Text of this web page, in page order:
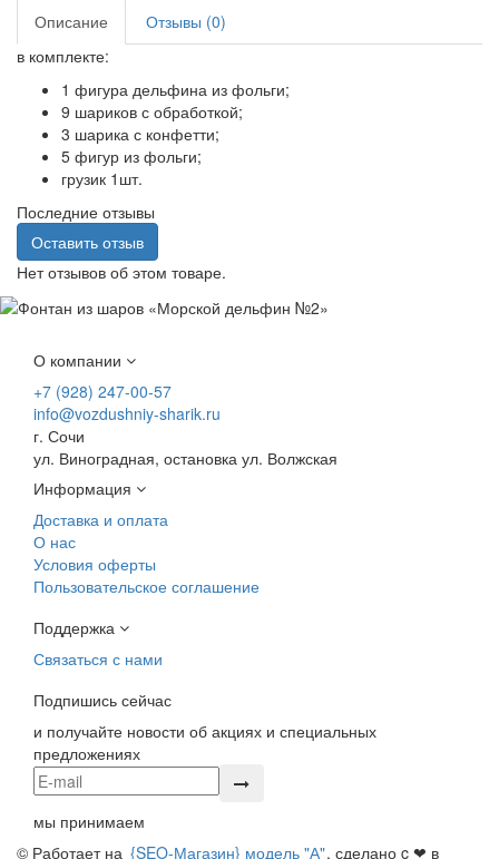
Описание
Отзывы (0)
в комплекте:
1 фигура дельфина из фольги;
9 шариков с обработкой;
3 шарика с конфетти;
5 фигур из фольги;
грузик 1шт.
Последние отзывы
Оставить отзыв
Нет отзывов об этом товаре.
О компании
+7 (928) 247-00-57
info@vozdushniy-sharik.ru
г. Сочи
ул. Виноградная, остановка ул. Волжская
Информация
Доставка и оплата
О нас
Условия оферты
Пользовательское соглашение
Поддержка
Связаться с нами
Подпишись сейчас
и получайте новости об акциях и специальных
предложениях
мы принимаем
© Работает на {SEO-Магазин} модель "А", сделано c ❤ в